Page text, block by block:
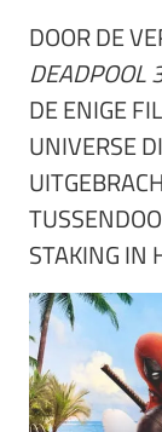
DOOR DE
DEADPOOL
DE ENIGE
UNIVERSE
STAKING IN